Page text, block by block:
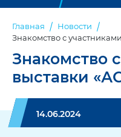
Главная
Новости
Знакомство с
Знакомство
выставки
14.06.2024